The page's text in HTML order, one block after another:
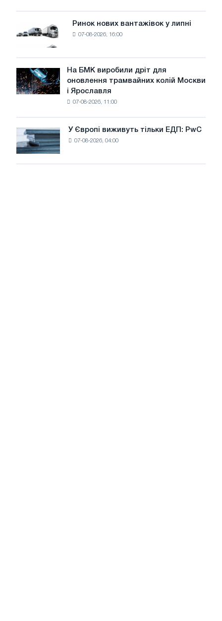
цілей
декарбонізації
Ринок
нових
вантажівок
у
липні
Ринок нових вантажівок у липні
07-08-2026, 16:00
На
БМК
виробили
трамвайних
колій
На БМК виробили дріт для
оновлення трамвайних колій Москви
і Ярославля
07-08-2026, 11:00
Європі
виживуть
тільки
У Європі виживуть тільки ЕДП: PwC
07-08-2026, 04:00